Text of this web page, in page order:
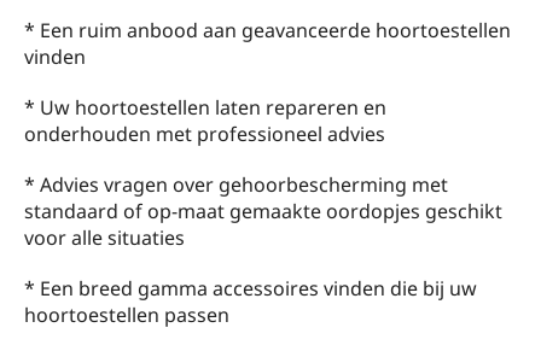
* Een ruim anbood aan geavanceerde hoortoestellen
vinden
* Uw hoortoestellen laten repareren en
onderhouden met professioneel advies
* Advies vragen over gehoorbescherming met
standaard of op-maat gemaakte oordopjes geschikt
voor alle situaties
* Een breed gamma accessoires vinden die bij uw
hoortoestellen passen